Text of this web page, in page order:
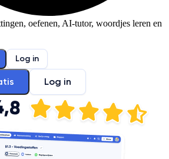
oefenen, AI-tutor, woordjes leren en
Log in
Log in